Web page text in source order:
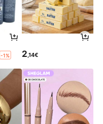
-1% 2 ,14€